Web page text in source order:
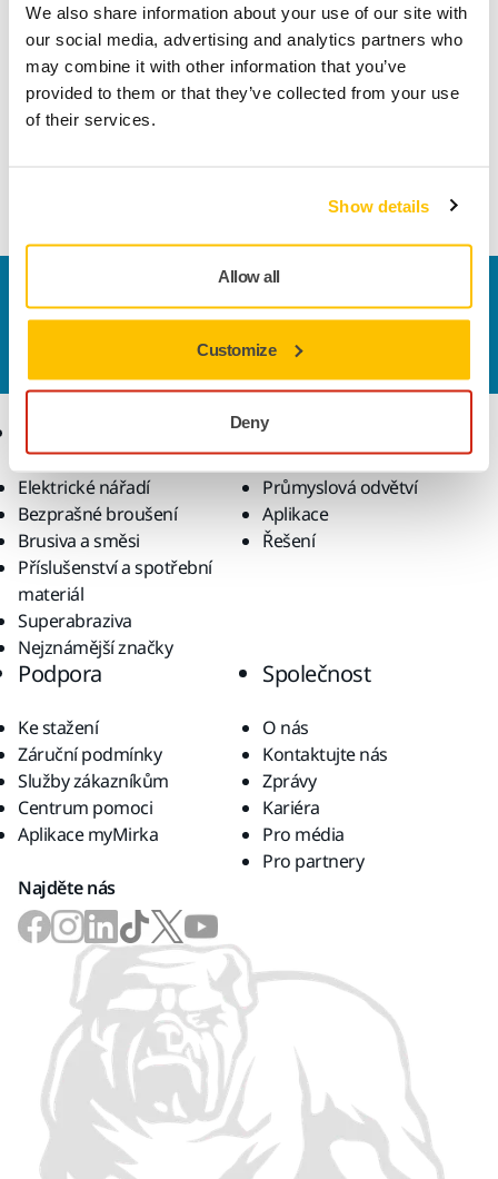
We also share information about your use of our site with
our social media, advertising and analytics partners who
may combine it with other information that you’ve
provided to them or that they’ve collected from your use
of their services.
Show details
Allow all
Customize
Deny
Interface for Ø 125 mm Backing Pads. Mirka's Interface pads
are used for sanding rounded surfaces and contours in
combination with grip sanding abrasives. Using an
Chcete se dozvědět více?Kontaktujtenáš odborný
tým podpory, který zodpoví vaše dotazy.
Elektrické nářadí
Bezprašné broušení
Brusiva a směsi
Příslušenství a spotřební
materiál
Superabraziva
Nejznámější značky
Know-how
Průmyslová odvětví
Aplikace
Řešení
Podpora
Ke stažení
Záruční podmínky
Služby zákazníkům
Centrum pomoci
Aplikace myMirka
Společnost
O nás
Kontaktujte nás
Zprávy
Kariéra
Pro média
Pro partnery
Najděte nás